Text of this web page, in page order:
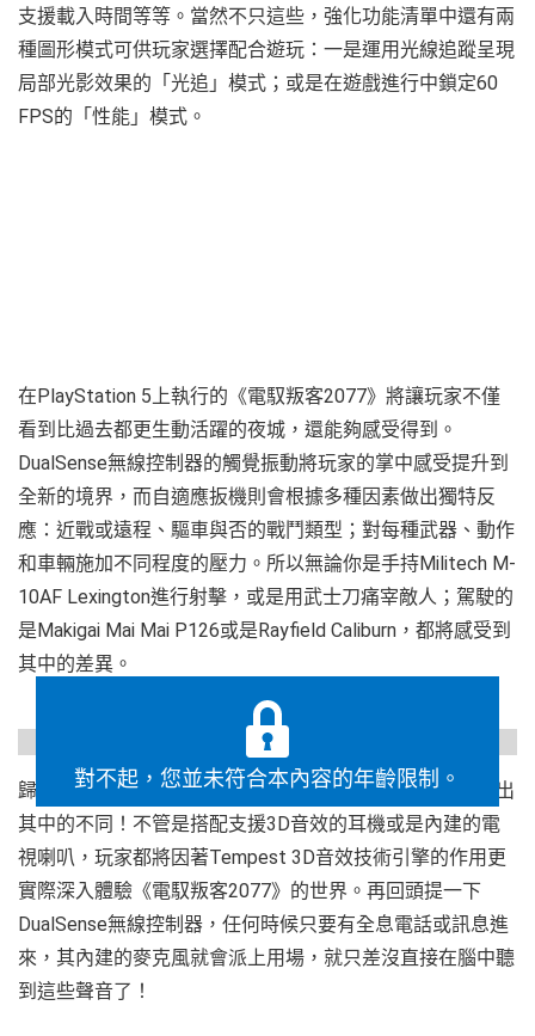
支援載入時間等等。當然不只這些，強化功能清單中還有兩
種圖形模式可供玩家選擇配合遊玩：一是運用光線追蹤呈現
局部光影效果的「光追」模式；或是在遊戲進行中鎖定60
FPS的「性能」模式。
在PlayStation 5上執行的《電馭叛客2077》將讓玩家不僅
看到比過去都更生動活躍的夜城，還能夠感受得到。
DualSense無線控制器的觸覺振動將玩家的掌中感受提升到
全新的境界，而自適應扳機則會根據多種因素做出獨特反
應：近戰或遠程、驅車與否的戰鬥類型；對每種武器、動作
和車輛施加不同程度的壓力。所以無論你是手持Militech M-
10AF Lexington進行射擊，或是用武士刀痛宰敵人；駕駛的
是Makigai Mai Mai P126或是Rayfield Caliburn，都將感受到
其中的差異。
https://gfycat.com/serenesoupyhamadryas
對不起，您並未符合本內容的年齡限制。
歸功於PlayStation 5版本的兩大新音效功能，玩家還能聽出
其中的不同！不管是搭配支援3D音效的耳機或是內建的電
視喇叭，玩家都將因著Tempest 3D音效技術引擎的作用更
實際深入體驗《電馭叛客2077》的世界。再回頭提一下
DualSense無線控制器，任何時候只要有全息電話或訊息進
來，其內建的麥克風就會派上用場，就只差沒直接在腦中聽
到這些聲音了！